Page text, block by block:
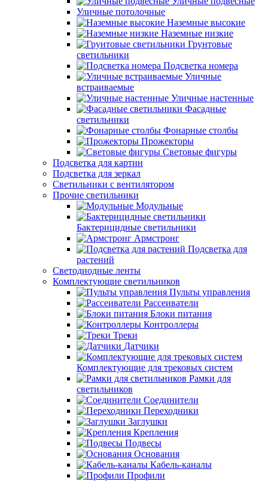
Уличные потолочные
Наземные высокие
Наземные низкие
Грунтовые
светильники
Подсветка номера
Уличные
встраиваемые
Уличные настенные
Фасадные
светильники
Фонарные столбы
Прожекторы
Световые фигуры
Подсветка для картин
Подсветка для зеркал
Светильники с вентилятором
Прочие светильники
Модульные
Бактерицидные светильники
Армстронг
Подсветка для
растений
Светодиодные ленты
Комплектующие светильников
Пульты управления
Рассеиватели
Блоки питания
Контроллеры
Треки
Датчики
Комплектующие для трековых систем
Рамки для
светильников
Соединители
Переходники
Заглушки
Крепления
Подвесы
Основания
Кабель-каналы
Профили